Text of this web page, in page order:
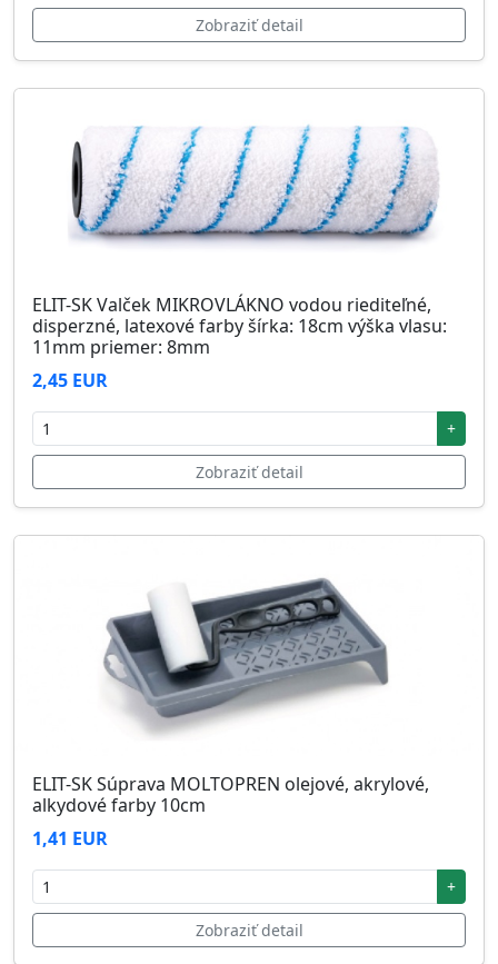
Zobraziť detail
ELIT-SK Valček MIKROVLÁKNO vodou riediteľné,
disperzné, latexové farby šírka: 18cm výška vlasu:
11mm priemer: 8mm
2,45 EUR
+
Zobraziť detail
ELIT-SK Súprava MOLTOPREN olejové, akrylové,
alkydové farby 10cm
1,41 EUR
+
Zobraziť detail